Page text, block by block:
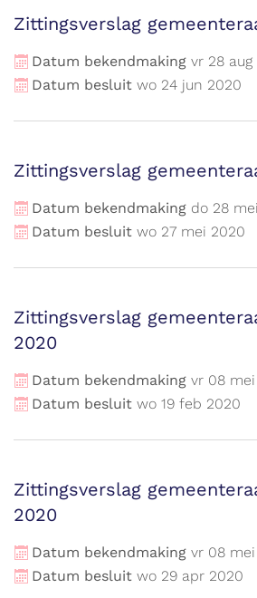
Zittingsverslag
Datum bekendmaking vr 28 aug
Datum besluit wo 24 jun 2020
Zittingsverslag
Datum bekendmaking do 28 mei
Datum besluit wo 27 mei 2020
Zittingsverslag
2020
Datum bekendmaking vr 08 mei
Datum besluit wo 19 feb 2020
Zittingsverslag
2020
Datum bekendmaking vr 08 mei
Datum besluit wo 29 apr 2020